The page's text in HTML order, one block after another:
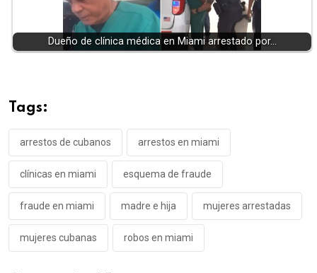
Dueño de clínica médica en Miami arrestado por…
Tags:
arrestos de cubanos arrestos en miami
clínicas en miami esquema de fraude
fraude en miami madre e hija mujeres arrestadas
mujeres cubanas robos en miami